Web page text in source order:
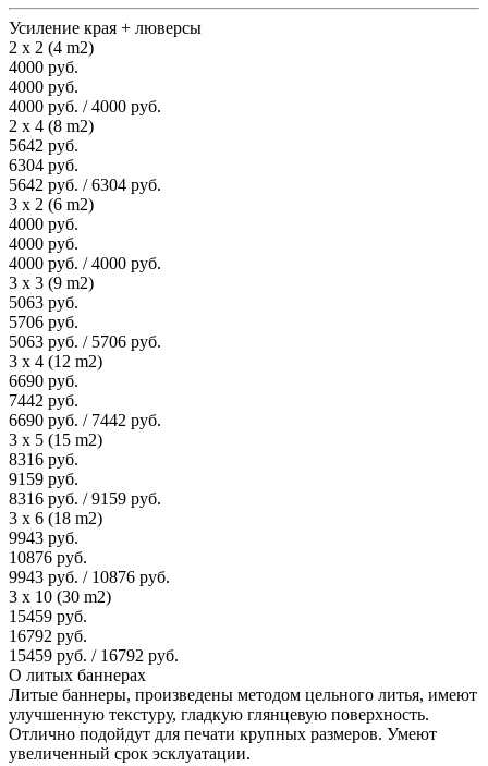
Усиление края + люверсы
2 x 2 (4 m2)
4000 руб.
4000 руб.
4000 руб. / 4000 руб.
2 x 4 (8 m2)
5642 руб.
6304 руб.
5642 руб. / 6304 руб.
3 x 2 (6 m2)
4000 руб.
4000 руб.
4000 руб. / 4000 руб.
3 x 3 (9 m2)
5063 руб.
5706 руб.
5063 руб. / 5706 руб.
3 x 4 (12 m2)
6690 руб.
7442 руб.
6690 руб. / 7442 руб.
3 x 5 (15 m2)
8316 руб.
9159 руб.
8316 руб. / 9159 руб.
3 x 6 (18 m2)
9943 руб.
10876 руб.
9943 руб. / 10876 руб.
3 x 10 (30 m2)
15459 руб.
16792 руб.
15459 руб. / 16792 руб.
О литых баннерах
Литые баннеры, произведены методом цельного литья, имеют
улучшенную текстуру, гладкую глянцевую поверхность.
Отлично подойдут для печати крупных размеров. Умеют
увеличенный срок эсклуатации.